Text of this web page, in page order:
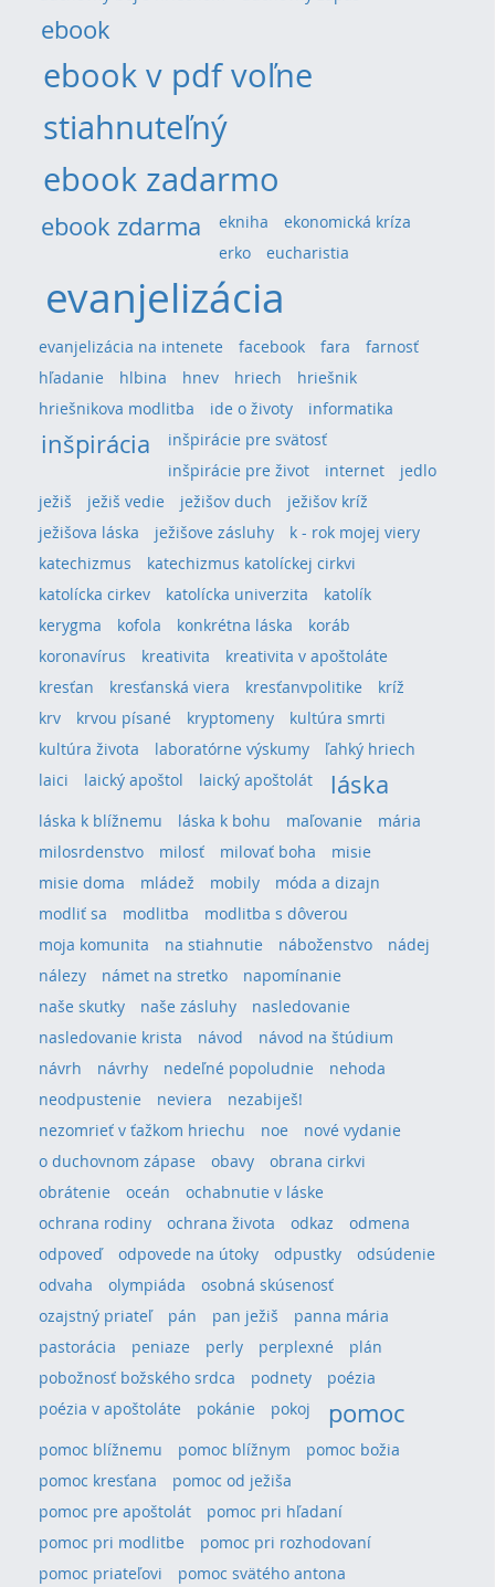
ebook
ebook v pdf voľne
stiahnuteľný
ebook zadarmo
ebook zdarma ekniha
ekonomická kríza
erko
eucharistia
evanjelizácia
evanjelizácia na intenete facebook fara
farnosť
hľadanie
hlbina hnev hriech
hriešnik
hriešnikova modlitba
ide o životy informatika
inšpirácia
inšpirácie pre svätosť
inšpirácie pre život
internet
jedlo
ježiš
ježiš vedie ježišov duch
ježišov kríž
ježišova láska
ježišove zásluhy
k - rok mojej viery
katechizmus
katechizmus katolíckej cirkvi
katolícka cirkev
katolícka univerzita
katolík
kerygma
kofola konkrétna láska
koráb
koronavírus
kreativita
kreativita v apoštoláte
kresťan
kresťanská viera kresťanvpolitike
kríž
krv
krvou písané kryptomeny
kultúra smrti
kultúra života
laboratórne výskumy
ľahký hriech
laici
laický apoštol laický apoštolát láska
láska k blížnemu láska k bohu maľovanie
mária
milosrdenstvo
milosť milovať boha
misie
misie doma
mládež mobily
móda a dizajn
modliť sa
modlitba
modlitba s dôverou
moja komunita
na stiahnutie náboženstvo
nádej
nálezy
námet na stretko
napomínanie
naše skutky
naše zásluhy
nasledovanie
nasledovanie krista
návod
návod na štúdium
návrh
návrhy nedeľné popoludnie
nehoda
neodpustenie
neviera
nezabiješ!
nezomrieť v ťažkom hriechu
noe
nové vydanie
o duchovnom zápase
obavy
obrana cirkvi
obrátenie
oceán
ochabnutie v láske
ochrana rodiny
ochrana života odkaz
odmena
odpoveď
odpovede na útoky odpustky
odsúdenie
odvaha
olympiáda
osobná skúsenosť
ozajstný priateľ
pán pan ježiš
panna mária
pastorácia
peniaze perly perplexné
plán
pobožnosť božského srdca
podnety
poézia
poézia v apoštoláte
pokánie pokoj pomoc
pomoc blížnemu pomoc blížnym
pomoc božia
pomoc kresťana
pomoc od ježiša
pomoc pre apoštolát
pomoc pri hľadaní
pomoc pri modlitbe
pomoc pri rozhodovaní
pomoc priateľovi
pomoc svätého antona